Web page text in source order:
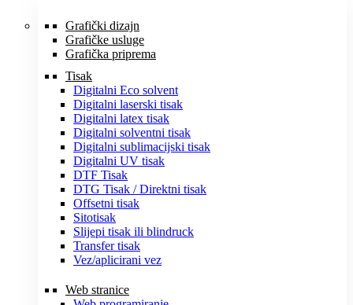
Grafički dizajn
Grafičke usluge
Grafička priprema
Tisak
Digitalni Eco solvent
Digitalni laserski tisak
Digitalni latex tisak
Digitalni solventni tisak
Digitalni sublimacijski tisak
Digitalni UV tisak
DTF Tisak
DTG Tisak / Direktni tisak
Offsetni tisak
Sitotisak
Slijepi tisak ili blindruck
Transfer tisak
Vez/aplicirani vez
Web stranice